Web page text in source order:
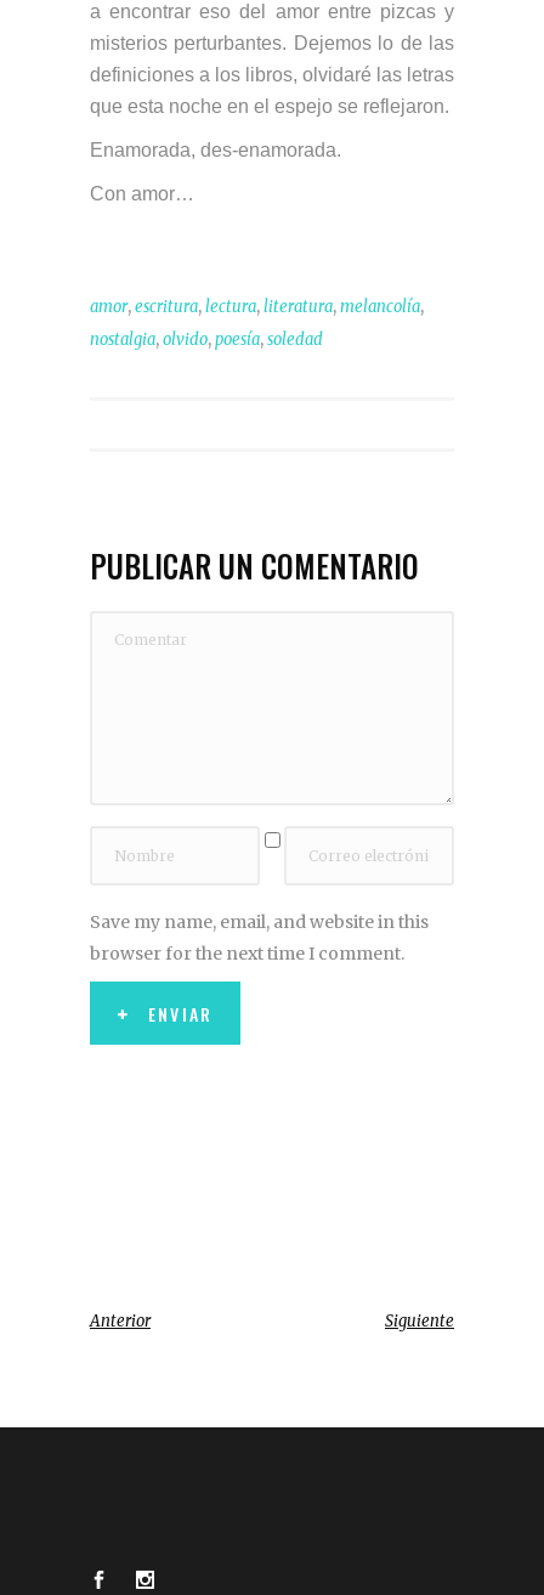
a encontrar eso del amor entre pizcas y
misterios perturbantes. Dejemos lo de las
definiciones a los libros, olvidaré las letras
que esta noche en el espejo se reflejaron.
Enamorada, des-enamorada.
Con amor…
amor,escritura,lectura,literatura,melancolía,
nostalgia,olvido,poesía,soledad
PUBLICAR UN COMENTARIO
Save my name, email, and website in this
browser for the next time I comment.
ENVIAR
Anterior Siguiente